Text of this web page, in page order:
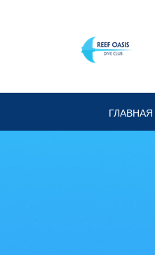
ГЛАВНАЯ